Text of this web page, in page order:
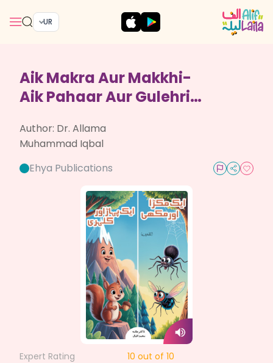
UR
Aik Makra Aur Makkhi-
Aik Pahaar Aur Gulehri
Author: Dr. Allama
Muhammad Iqbal
Ehya Publications
Expert Rating 10 out of 10